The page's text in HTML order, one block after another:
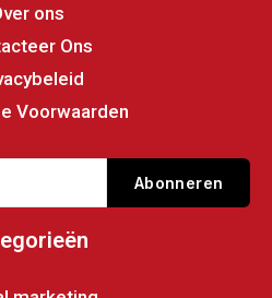
ons
Ons
Voorwaarden
Abonneren